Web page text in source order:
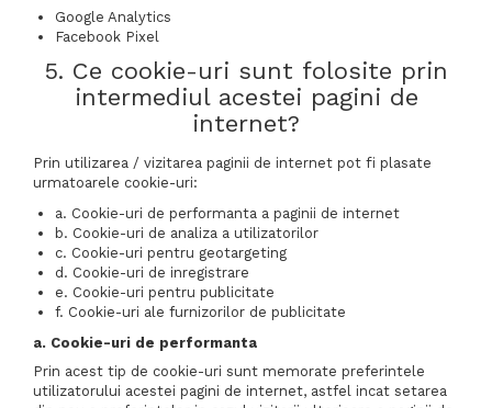
Google Analytics
Facebook Pixel
5. Ce cookie-uri sunt folosite prin
intermediul acestei pagini de
internet?
Prin utilizarea / vizitarea paginii de internet pot fi plasate
urmatoarele cookie-uri:
a. Cookie-uri de performanta a paginii de internet
b. Cookie-uri de analiza a utilizatorilor
c. Cookie-uri pentru geotargeting
d. Cookie-uri de inregistrare
e. Cookie-uri pentru publicitate
f. Cookie-uri ale furnizorilor de publicitate
a. Cookie-uri de performanta
Prin acest tip de cookie-uri sunt memorate preferintele
utilizatorului acestei pagini de internet, astfel incat setarea